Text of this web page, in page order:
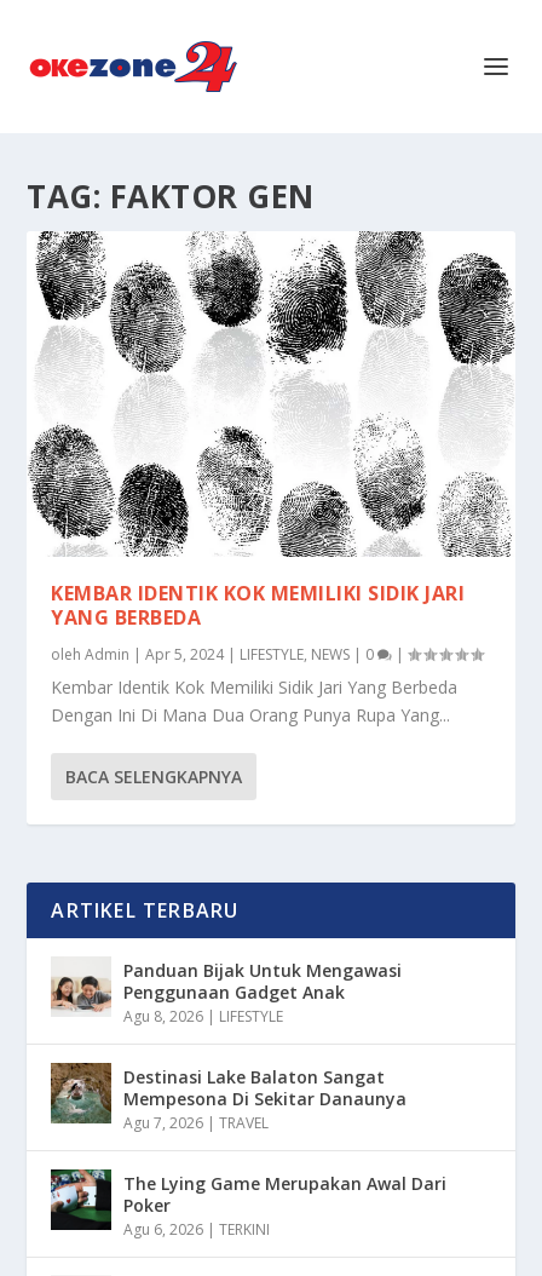
TAG: FAKTOR GEN
KEMBAR IDENTIK KOK MEMILIKI SIDIK JARI
YANG BERBEDA
olehAdmin |Apr 5, 2024| LIFESTYLE, NEWS | 0 |
Kembar Identik Kok Memiliki Sidik Jari Yang Berbeda
Dengan Ini Di Mana Dua Orang Punya Rupa Yang...
BACA SELENGKAPNYA
ARTIKEL TERBARU
Panduan Bijak Untuk Mengawasi
Penggunaan Gadget Anak
Agu 8, 2026 | LIFESTYLE
Destinasi Lake Balaton Sangat
Mempesona Di Sekitar Danaunya
Agu 7, 2026 |TRAVEL
The Lying Game Merupakan Awal Dari
Poker
Agu 6, 2026 |TERKINI